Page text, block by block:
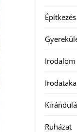
Építkezés
Irodalom
Ruházat